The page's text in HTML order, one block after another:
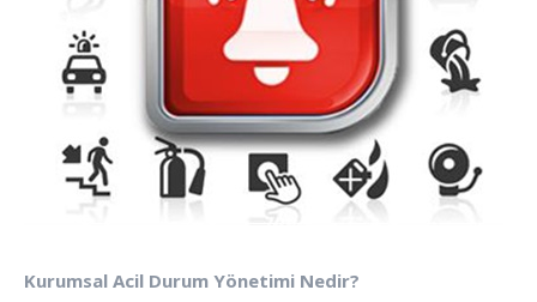
Kurumsal Acil Durum Yönetimi Nedir?